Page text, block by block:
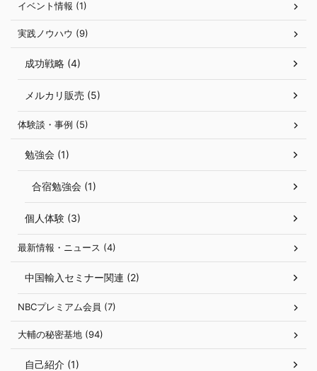
イベント情報 (1)
実践ノウハウ (9)
成功戦略 (4)
メルカリ販売 (5)
体験談・事例 (5)
勉強会 (1)
合宿勉強会 (1)
個人体験 (3)
最新情報・ニュース (4)
中国輸入セミナー関連 (2)
NBCプレミアム会員 (7)
大輔の秘密基地 (94)
自己紹介 (1)